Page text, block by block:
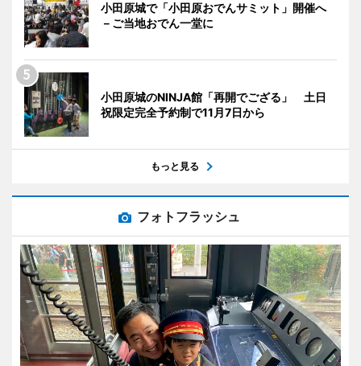
小田原城で「小田原おでんサミット」開催へ
－ご当地おでん一堂に
小田原城のNINJA館「再開でござる」 土日
祝限定完全予約制で11月7日から
もっと見る
フォトフラッシュ